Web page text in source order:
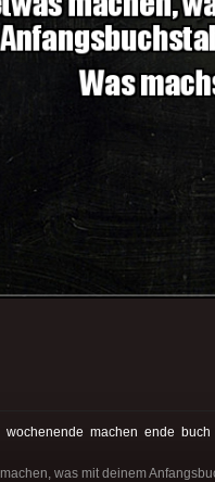
wochenende machen ende buch
was mit deinem